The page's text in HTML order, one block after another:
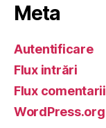
Meta
Autentificare
Flux intrări
Flux comentarii
WordPress.org